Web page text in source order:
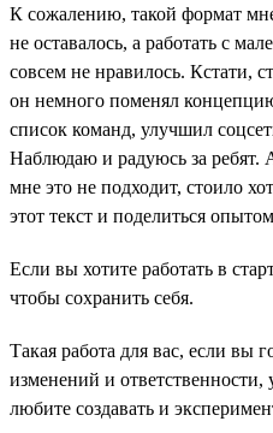
К сожалению, такой формат
не оставалось, а работать с
совсем не нравилось. Кстати,
он немного поменял
список команд, улучшил
Наблюдаю и радуюсь за ребят.
мне это не подходит, стоило
этот текст и поделиться
Если вы хотите работать в
чтобы сохранить себя.
Такая работа для вас, если вы
изменений и ответственности,
любите создавать и